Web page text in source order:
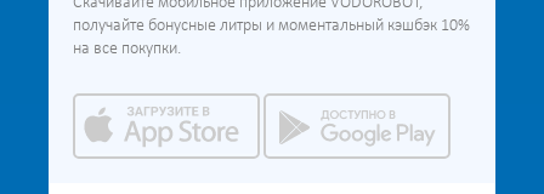
получайте бонусные литры и моментальный кэшбэк 10%
на все покупки.